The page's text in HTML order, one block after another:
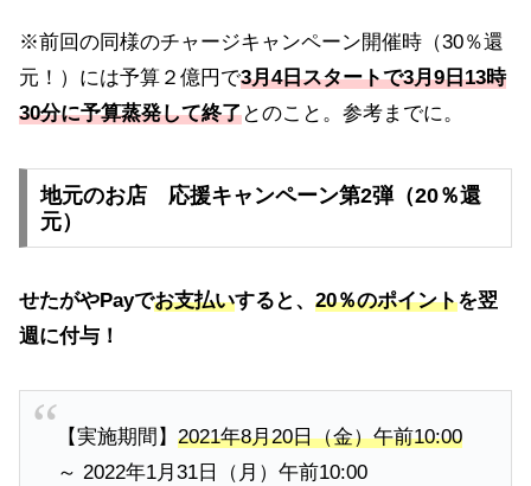
※前回の同様のチャージキャンペーン開催時（30％還
元！）には予算２億円で3月4日スタートで3月9日13時
30分に予算蒸発して終了とのこと。参考までに。
地元のお店 応援キャンペーン第2弾（20％還
元）
せたがやPayでお支払いすると、 20％のポイントを翌
週に付与！
【実施期間】 2021年8月20日（金）午前10:00
～ 2022年1月31日（月）午前10:00